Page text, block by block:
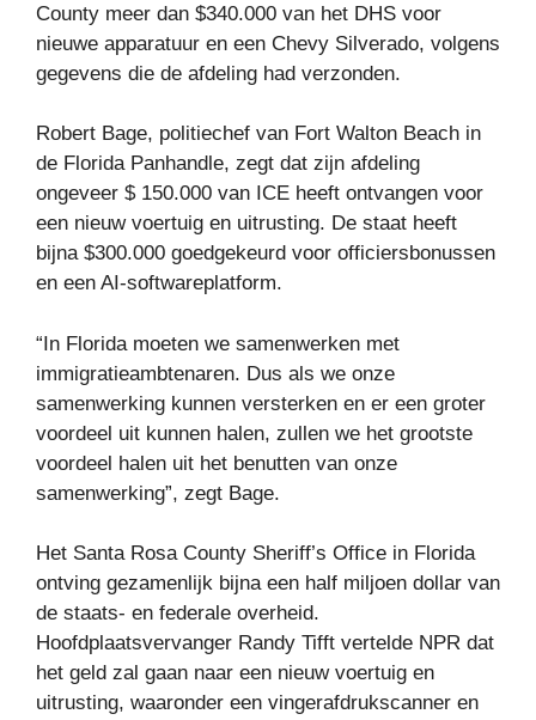
County meer dan $340.000 van het DHS voor
nieuwe apparatuur en een Chevy Silverado, volgens
gegevens die de afdeling had verzonden.
Robert Bage, politiechef van Fort Walton Beach in
de Florida Panhandle, zegt dat zijn afdeling
ongeveer $ 150.000 van ICE heeft ontvangen voor
een nieuw voertuig en uitrusting. De staat heeft
bijna $300.000 goedgekeurd voor officiersbonussen
en een AI-softwareplatform.
“In Florida moeten we samenwerken met
immigratieambtenaren. Dus als we onze
samenwerking kunnen versterken en er een groter
voordeel uit kunnen halen, zullen we het grootste
voordeel halen uit het benutten van onze
samenwerking”, zegt Bage.
Het Santa Rosa County Sheriff’s Office in Florida
ontving gezamenlijk bijna een half miljoen dollar van
de staats- en federale overheid.
Hoofdplaatsvervanger Randy Tifft vertelde NPR dat
het geld zal gaan naar een nieuw voertuig en
uitrusting, waaronder een vingerafdrukscanner en